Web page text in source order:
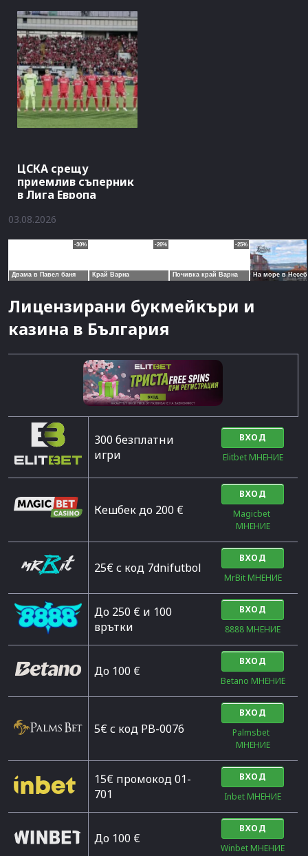
ЦСКА срещу
приемлив съперник
в Лига Европа
03.08.2026
Лицензирани букмейкъри и
казина в България
300 безплатни
игри
ВХОД
Elitbet МНЕНИЕ
Кешбек до 200 €
ВХОД
Magicbet
МНЕНИЕ
25€ с код 7dnifutbol
ВХОД
MrBit МНЕНИЕ
До 250 € и 100
врътки
ВХОД
8888 МНЕНИЕ
Дo 100 €
ВХОД
Betano МНЕНИЕ
5€ с код PB-0076
ВХОД
Palmsbet
МНЕНИЕ
15€ промокод 01-
701
ВХОД
Inbet МНЕНИЕ
До 100 €
ВХОД
Winbet МНЕНИЕ